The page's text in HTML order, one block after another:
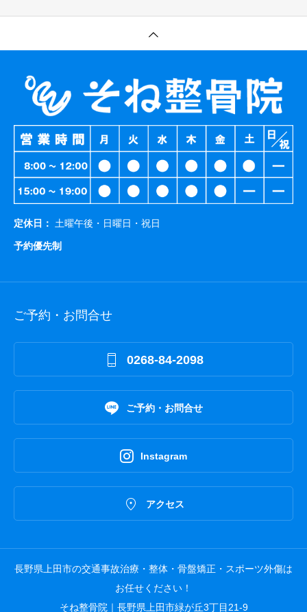
定休日： 土曜午後・日曜日・祝日
予約優先制
ご予約・お問合せ
 0268-84-2098
 ご予約・お問合せ
 Instagram
 アクセス
長野県上田市の交通事故治療・整体・骨盤矯正・スポーツ外傷は
お任せください！
そね整骨院｜長野県上田市緑が丘3丁目21-9